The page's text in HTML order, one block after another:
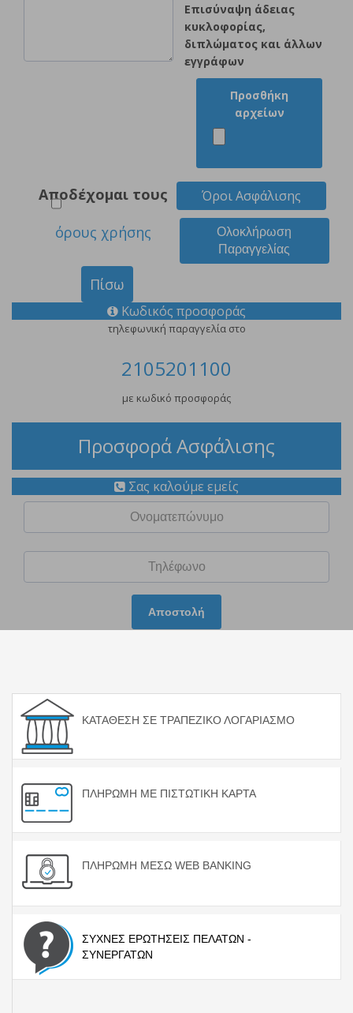
Επισύναψη άδειας
κυκλοφορίας,
διπλώματος και άλλων
εγγράφων
Προσθήκη
αρχείων
Αποδέχομαι τους
όρους χρήσης
Όροι Ασφάλισης
Ολοκλήρωση
Παραγγελίας
Πίσω
Κωδικός προσφοράς
τηλεφωνική παραγγελία στο
2105201100
με κωδικό προσφοράς
Προσφορά Ασφάλισης
Σας καλούμε εμείς
Αποστολή
ΚΑΤΑΘΕΣΗ ΣΕ ΤΡΑΠΕΖΙΚΟ ΛΟΓΑΡΙΑΣΜΟ
ΠΛΗΡΩΜΗ ΜΕ ΠΙΣΤΩΤΙΚΗ ΚΑΡΤΑ
ΠΛΗΡΩΜΗ ΜΕΣΩ WEB BANKING
ΣΥΧΝΕΣ ΕΡΩΤΗΣΕΙΣ ΠΕΛΑΤΩΝ -
ΣΥΝΕΡΓΑΤΩΝ